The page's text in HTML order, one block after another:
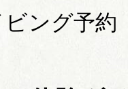
ング予約